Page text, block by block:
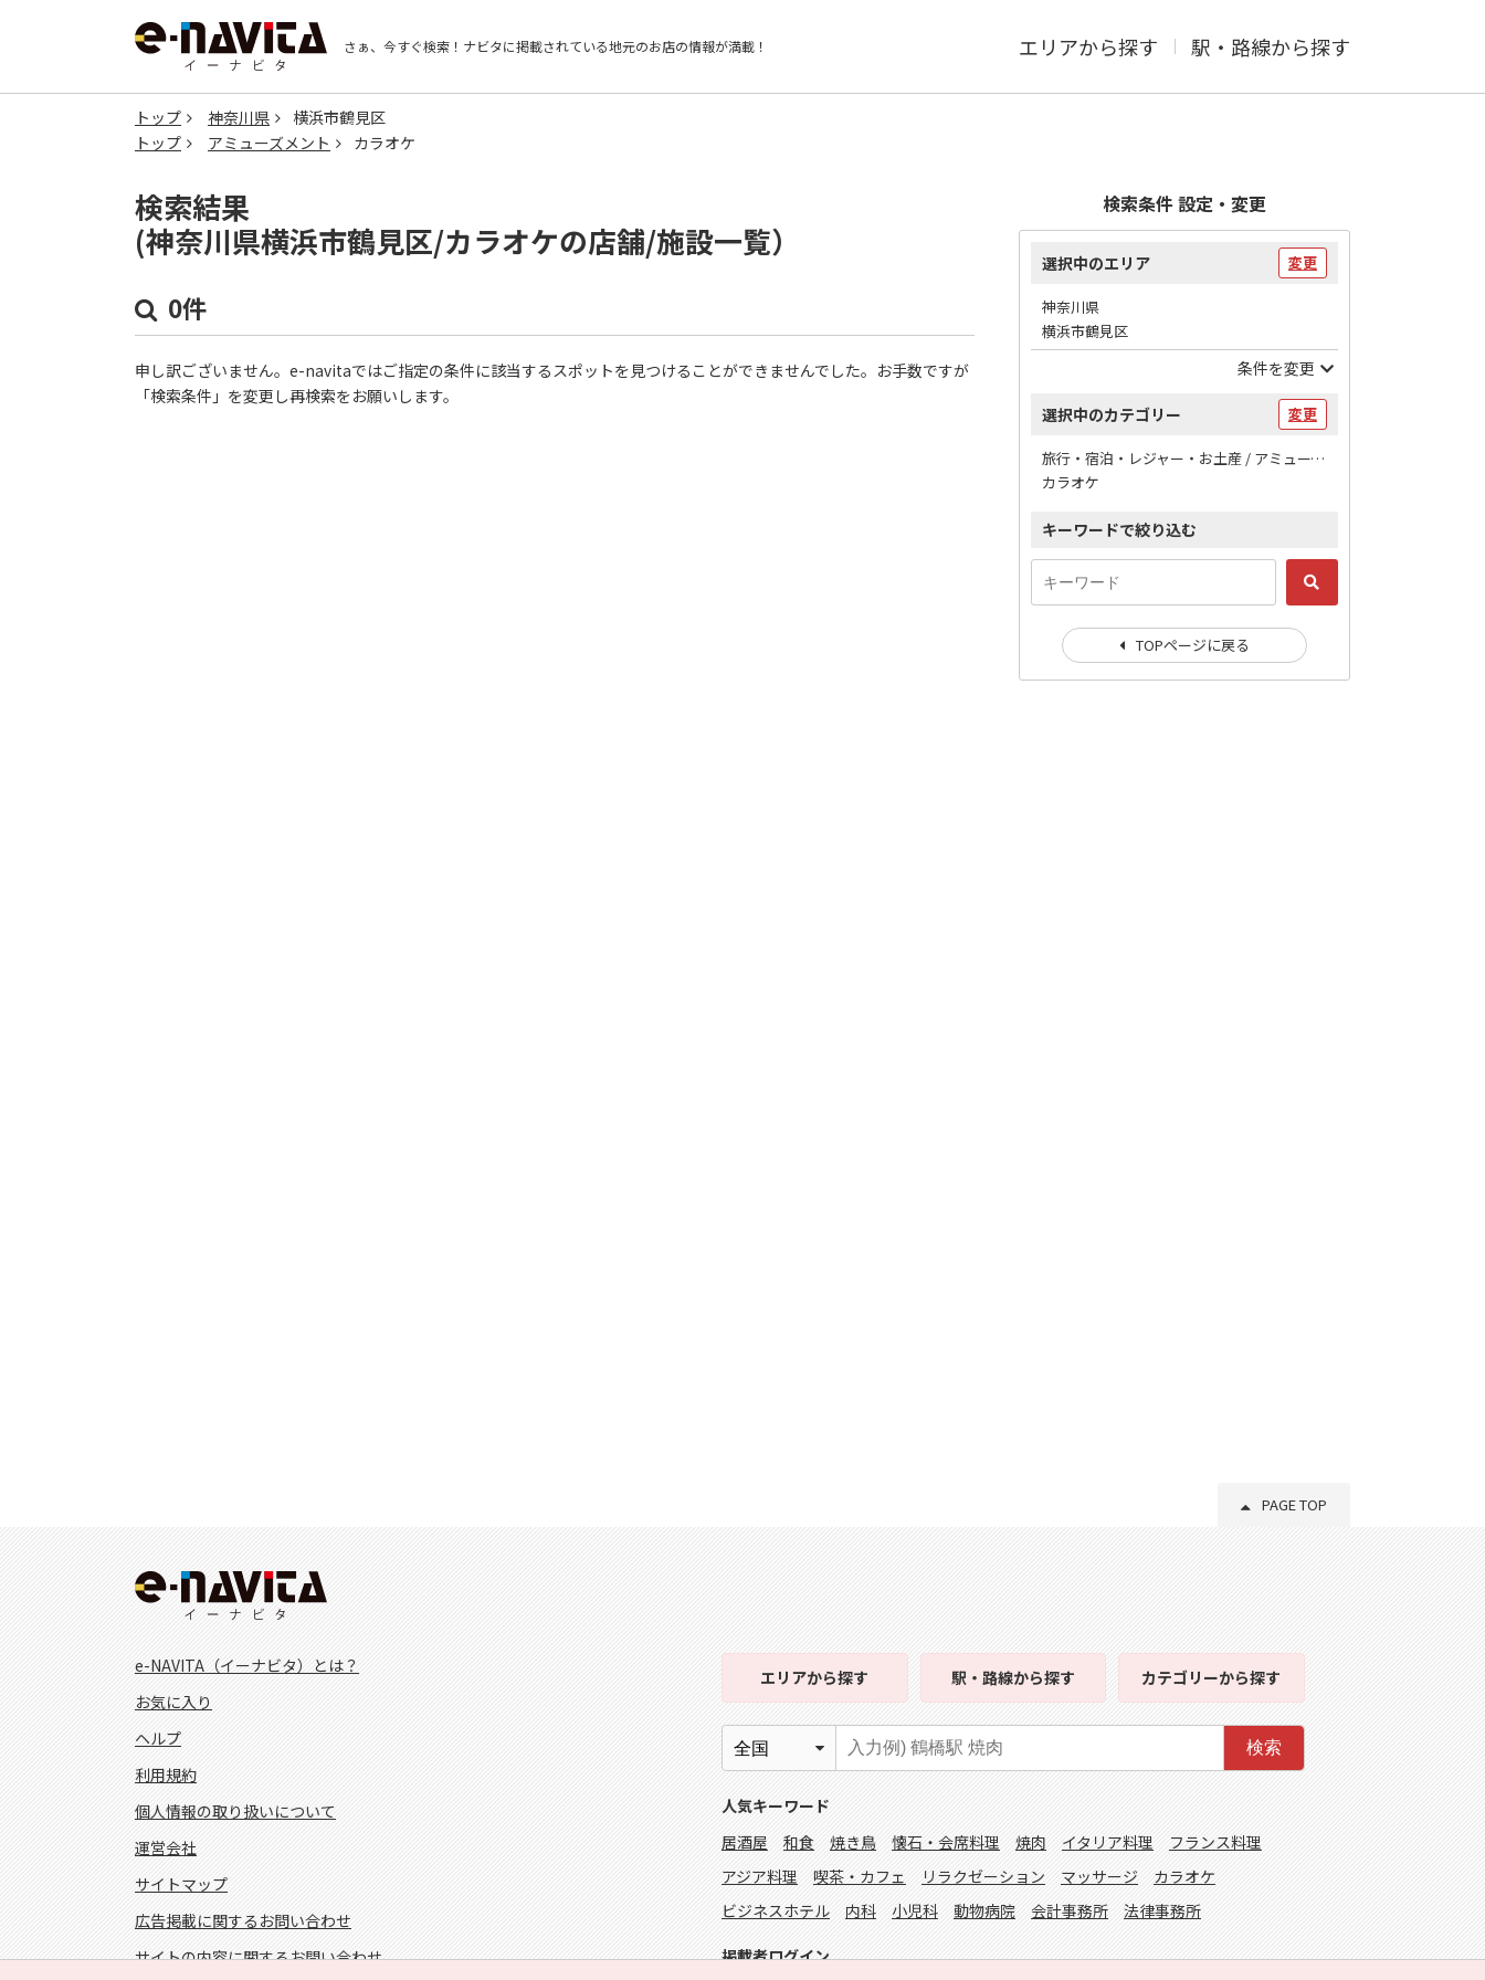
さぁ、今すぐ検索！ ナビタに掲載されている地元のお店の情報が満載！ エリアから探す 駅・路線から探す
トップ 神奈川県
横浜市鶴見区
トップ
アミューズメント カラオケ
検索結果
(神奈川県横浜市鶴見区/カラオケの店舗/施設一覧）
0件
申し訳ございません。e-navitaではご指定の条件に該当するスポットを見つけることができませんでした。お手数ですが
「検索条件」を変更し再検索をお願いします。
検索条件 設定・変更
選択中のエリア 変更
神奈川県
横浜市鶴見区
条件を変更
選択中のカテゴリー 変更
旅行・宿泊・レジャー・お土産 / アミューズメント
カラオケ
キーワードで絞り込む
TOPページに戻る
PAGE TOP
e-NAVITA（イーナビタ）とは？
お気に入り
ヘルプ
利用規約
個人情報の取り扱いについて
運営会社
サイトマップ
広告掲載に関するお問い合わせ
サイトの内容に関するお問い合わせ
エリアから探す 駅・路線から探す カテゴリーから探す
検索
人気キーワード
居酒屋
和食 焼き鳥 懐石・会席料理 焼肉 イタリア料理
フランス料理
アジア料理
喫茶・カフェ リラクゼーション マッサージ
カラオケ
ビジネスホテル
内科 小児科 動物病院 会計事務所 法律事務所
掲載者ログイン